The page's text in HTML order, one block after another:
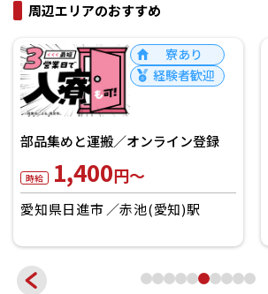
周辺エリアのおすすめ
未経験者OK
トラックサイドドアの板組付け・組
立／履歴書不要
時給 1,300円～
愛知県安城市 宇頭駅